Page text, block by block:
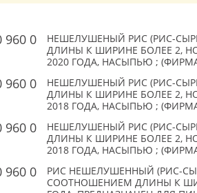
960 0
НЕШЕЛУШЕНЫЙ РИС (РИС-
ДЛИНЫ К ШИРИНЕ БОЛЕЕ 2,
2020 ГОДА, НАСЫПЬЮ ;
960 0
НЕШЕЛУШЕНЫЙ РИС (РИС-
ДЛИНЫ К ШИРИНЕ БОЛЕЕ 2,
2018 ГОДА, НАСЫПЬЮ ;
960 0
НЕШЕЛУШЕНЫЙ РИС (РИС-
ДЛИНЫ К ШИРИНЕ БОЛЕЕ 2,
2018 ГОДА, НАСЫПЬЮ ;
960 0
РИС НЕШЕЛУШЕННЫЙ (РИС-
СООТНОШЕНИЕМ ДЛИНЫ К